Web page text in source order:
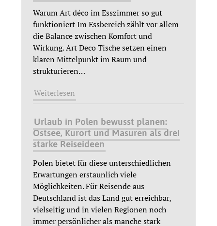
Warum Art déco im Esszimmer so gut
funktioniert Im Essbereich zählt vor allem
die Balance zwischen Komfort und
Wirkung. Art Deco Tische setzen einen
klaren Mittelpunkt im Raum und
strukturieren…
Weiterlesen
Urlaub in Polen bewusst planen:
Ostsee, Kurort und Masuren als drei
starke Reiseideen
Polen bietet für diese unterschiedlichen
Erwartungen erstaunlich viele
Möglichkeiten. Für Reisende aus
Deutschland ist das Land gut erreichbar,
vielseitig und in vielen Regionen noch
immer persönlicher als manche stark